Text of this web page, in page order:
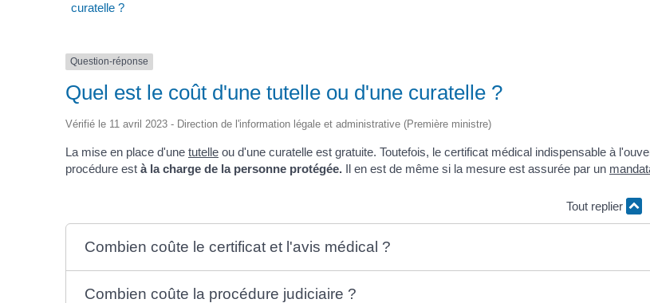
curatelle ?
Question-réponse
Quel est le coût d'une tutelle ou d'une curatelle ?
Vérifié le 11 avril 2023 - Direction de l'information légale et administrative (Première ministre)
La mise en place d'une tutelle ou d'une curatelle est gratuite. Toutefois, le certificat médical indispensable à
procédure est à la charge de la personne protégée. Il en est de même si la mesure est assurée par un
Tout replier
Combien coûte le certificat et l'avis médical ?
Combien coûte la procédure judiciaire ?